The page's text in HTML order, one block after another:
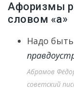
Афоризмы
словом «а»
Надо
Абрамов
советский